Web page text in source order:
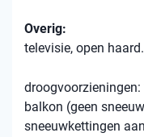
Overig:
televisie, open haard.
balkon (geen
sneeuwkettingen